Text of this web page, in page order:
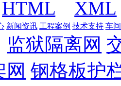
HTML XML
新闻资讯 工程案例 技术支持 车
监狱隔离网
网 钢格板护